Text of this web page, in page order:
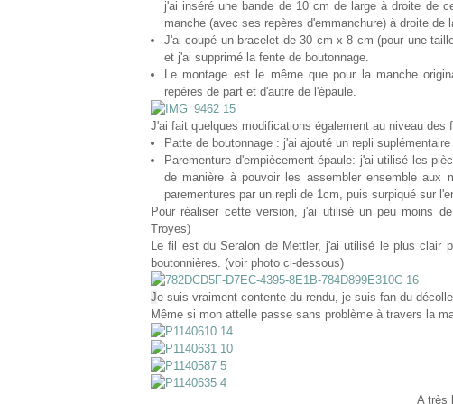
j'ai inséré une bande de 10 cm de large à droite de
manche (avec ses repères d'emmanchure) à droite de
J'ai coupé un bracelet de 30 cm x 8 cm (pour une
et j'ai supprimé la fente de boutonnage.
Le montage est le même que pour la manche
repères de part et d'autre de l'épaule.
J'ai fait quelques modifications également au niveau des
Patte de boutonnage : j'ai ajouté un repli
Parementure d'empiècement épaule: j'ai utilisé les
de manière à pouvoir les assembler ensemble aux
parementures par un repli de 1cm, puis surpiqué sur
Pour réaliser cette version, j'ai utilisé un peu moins
Troyes)
Le fil est du Seralon de Mettler, j'ai utilisé le plus clair
boutonnières. (voir photo ci-dessous)
Je suis vraiment contente du rendu, je suis fan du
Même si mon attelle passe sans problème à travers la
A très